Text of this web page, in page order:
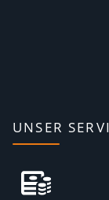
UNSER